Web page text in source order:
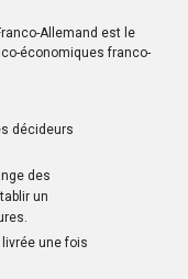
Allemand est le
économiques franco-
décideurs
des
un
une fois